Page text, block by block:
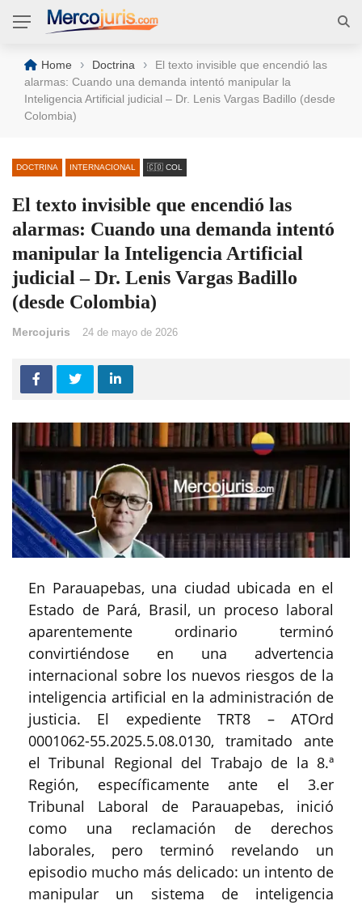
Home › Doctrina ›
El texto invisible que encendió las
alarmas: Cuando una demanda intentó manipular la
Inteligencia Artificial judicial – Dr. Lenis Vargas Badillo (desde
Colombia)
DOCTRINA INTERNACIONAL 🇨🇴 COL
El texto invisible que encendió las
alarmas: Cuando una demanda intentó
manipular la Inteligencia Artificial
judicial – Dr. Lenis Vargas Badillo
(desde Colombia)
Mercojuris 24 de mayo de 2026
En Parauapebas, una ciudad ubicada en el
Estado de Pará, Brasil, un proceso laboral
aparentemente ordinario terminó
convirtiéndose en una advertencia
internacional sobre los nuevos riesgos de la
inteligencia artificial en la administración de
justicia. El expediente TRT8 – ATOrd
0001062-55.2025.5.08.0130, tramitado ante
el Tribunal Regional del Trabajo de la 8.ª
Región, específicamente ante el 3.er
Tribunal Laboral de Parauapebas, inició
como una reclamación de derechos
laborales, pero terminó revelando un
episodio mucho más delicado: un intento de
manipular un sistema de inteligencia